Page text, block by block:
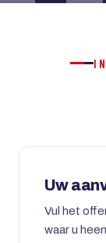
Uw
Vul het
waar u